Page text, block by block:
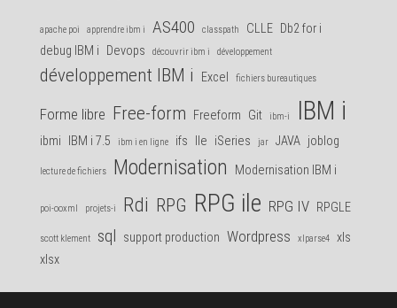
apache poi apprendre ibm i AS400 classpath CLLE Db2 for i
debug IBM i
Devops découvrir ibm i développement
développement IBM i Excel fichiers bureautiques
Forme libre Free-form Freeform Git ibm-i IBM i
ibmi IBM i 7.5 ibm i en ligne ifs Ile iSeries jar JAVA joblog
lecture de fichiers Modernisation Modernisation IBM i
poi-ooxml projets-i Rdi RPG RPG ile RPG IV RPGLE
scott klement sql support production Wordpress xlparse4
xls
xlsx